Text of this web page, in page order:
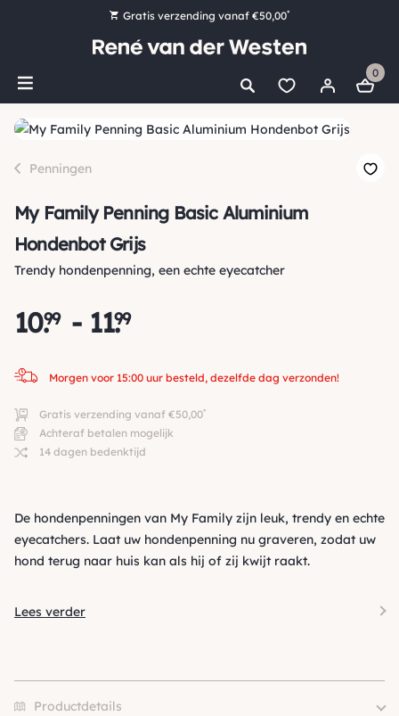
Gratis verzending vanaf €50,00*
Bestel nu, betaal later met Klarna
Ruim 16.000 artikelen op voorraad
0
Penningen
My Family Penning Basic Aluminium
Hondenbot Grijs
Trendy hondenpenning, een echte eyecatcher
10.
99 - 11.
99
Morgen voor 15:00 uur besteld, dezelfde dag verzonden!
Gratis verzending vanaf €50,00*
Achteraf betalen mogelijk
14 dagen bedenktijd
De hondenpenningen van My Family zijn leuk, trendy en echte
eyecatchers. Laat uw hondenpenning nu graveren, zodat uw
hond terug naar huis kan als hij of zij kwijt raakt.
Lees verder
Productdetails